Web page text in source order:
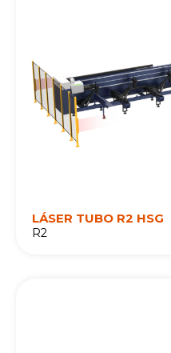
LÁSER TUBO R2 HSG
R2